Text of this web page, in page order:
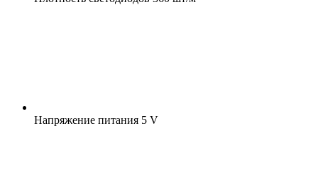
Напряжение питания 5 V